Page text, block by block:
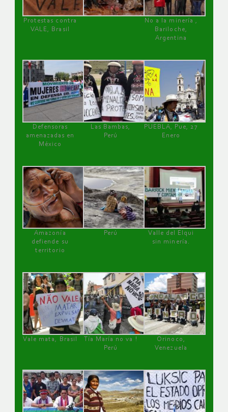
Protestas contra
VALE, Brasil
No a la minería ,
Bariloche,
Argentina
Defensoras
amenazadas en
México
Las Bambas,
Perú
PUEBLA, Pue, 27
Enero
Amazonía
defiende su
territorio
Perú
Valle del Elqui
sin minería.
Vale mata, Brasil
Tía María no va !
Perú
Orinoco,
Venezuela